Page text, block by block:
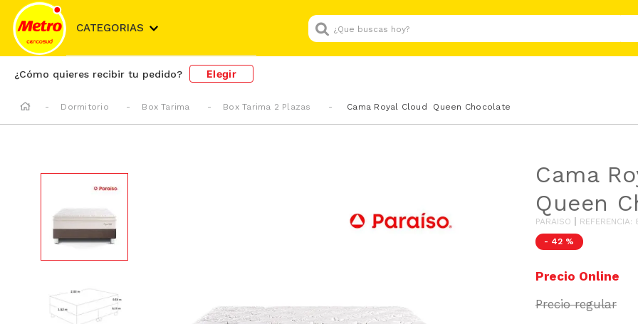
CATEGORIAS
¿Que buscas hoy?
¿Cómo quieres recibir tu pedido? Elegir
Dormitorio Box Tarima Box Tarima 2 Plazas Cama Royal Cloud Queen Chocolate
Cama
Queen
PARAISO REFERENCIA:
- 42 %